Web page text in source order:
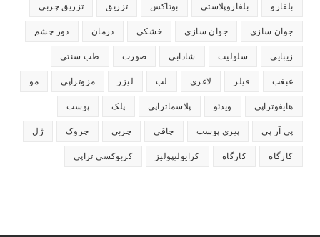
بلفارو بلفاروپلاستی بوتاکس تزریق تزریق چربی
جوان سازی جوان سازی خشکی درمان دور چشم
زیبایی سلولیت شادابی صورت طب سنتی
غبغب فیلر لاغری لب لیزر مزوتراپی مو
هایفوتراپی ویدئو پلاسماتراپی پلک پوست
پی آر پی پیری پوست چاقی چربی چروک ژل
کارگاه کارگاه کرایولیپولیز کربوکسی تراپی